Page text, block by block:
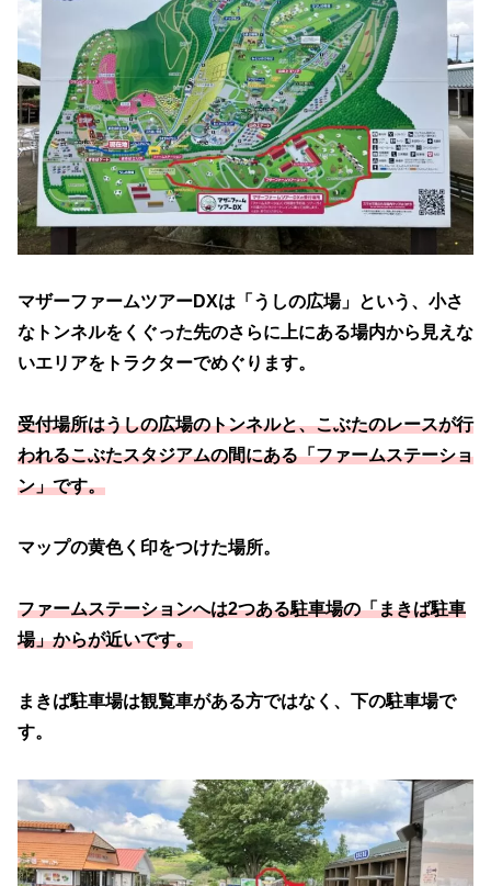
マザーファームツアーDXは「うしの広場」という、小さ
なトンネルをくぐった先のさらに上にある場内から見えな
いエリアをトラクターでめぐります。
受付場所はうしの広場のトンネルと、こぶたのレースが行
われるこぶたスタジアムの間にある「ファームステーショ
ン」です。
マップの黄色く印をつけた場所。
ファームステーションへは2つある駐車場の「まきば駐車
場」からが近いです。
まきば駐車場は観覧車がある方ではなく、下の駐車場で
す。